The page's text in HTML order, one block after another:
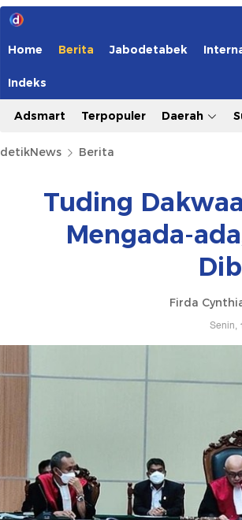
Home Berita Jabodetabek
Indeks
Adsmart Terpopuler Daerah
detikNews Berita
Tuding
Mengada-
Firda
Senin,